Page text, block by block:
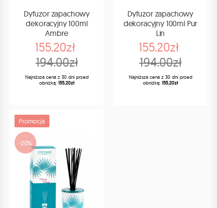
Dyfuzor zapachowy
dekoracyjny 100ml
Ambre
155.20zł
194.00zł
Najniższa cena z 30 dni przed
obniżką: 155.20zł
Dyfuzor zapachowy
dekoracyjny 100ml Pur
Lin
155.20zł
194.00zł
Najniższa cena z 30 dni przed
obniżką: 155.20zł
Promocja
-20%